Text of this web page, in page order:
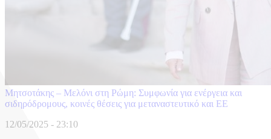
Μητσοτάκης – Μελόνι στη Ρώμη: Συμφωνία για ενέργεια και
σιδηρόδρομους, κοινές θέσεις για μεταναστευτικό και ΕΕ
12/05/2025 - 23:10